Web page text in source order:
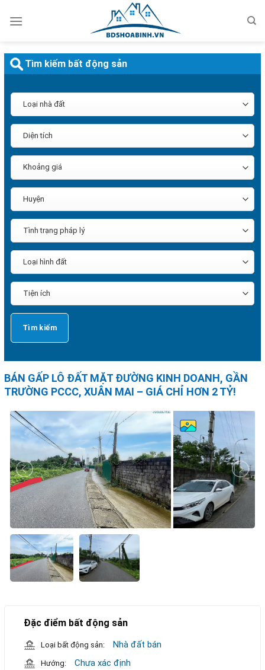
qua
dung
BÁN GẤP LÔ ĐẤT MẶT ĐƯỜNG KINH DOANH, GẦN
TRƯỜNG PCCC, XUÂN MAI – GIÁ CHỈ HƠN 2 TỶ!
Đặc điểm bất động sản
Loại bất động sản: Nhà đất bán
Hướng: Chưa xác định
Tìm kiếm bất động sản